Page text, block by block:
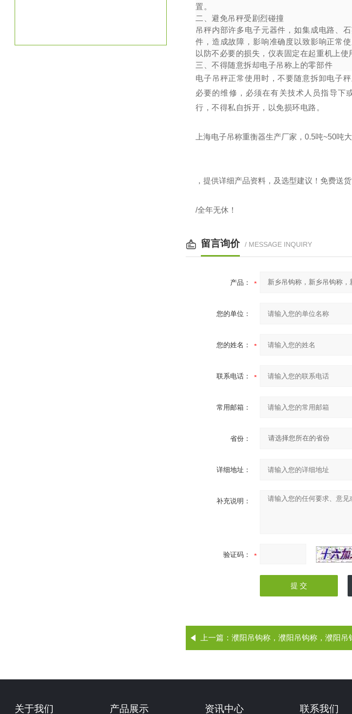
置。
二、避免吊秤受剧烈碰撞
吊秤内部许多电子元器件，如集成电路、
件，造成故障，影响准确度以致影响正常
以防不必要的损失，仪表固定在起重机上使
三、不得随意拆却电子吊称上的零部件
电子吊秤正常使用时，不要随意拆卸电子
必要的维修，必须在有关技术人员指导下
行，不得私自拆开，以免损环电路。
上海电子吊称重衡器生产厂家，0.5吨~50吨
，提供详细产品资料，及选型建议！免费送
/全年无休！
留言询价 / MESSAGE INQUIRY
产品：
您的单位：
您的姓名：
联系电话：
常用邮箱：
省份：
详细地址：
补充说明：
验证码：
上一篇： 濮阳吊钩称，濮阳吊钩称，濮阳吊钩称，濮
关于我们 产品展示 资讯中心 联系我们